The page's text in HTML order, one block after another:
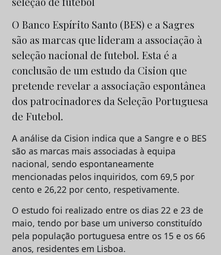
O Banco Espírito Santo (BES) e a Sagres
são as marcas que lideram a associação à
seleção nacional de futebol. Esta é a
conclusão de um estudo da Cision que
pretende revelar a associação espontânea
dos patrocinadores da Seleção Portuguesa
de Futebol.
A análise da Cision indica que a Sangre e o BES
são as marcas mais associadas à equipa
nacional, sendo espontaneamente
mencionadas pelos inquiridos, com 69,5 por
cento e 26,22 por cento, respetivamente.
O estudo foi realizado entre os dias 22 e 23 de
maio, tendo por base um universo constituído
pela população portuguesa entre os 15 e os 66
anos, residentes em Lisboa.